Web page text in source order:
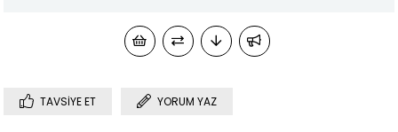
TAVSIYE ET YORUM YAZ